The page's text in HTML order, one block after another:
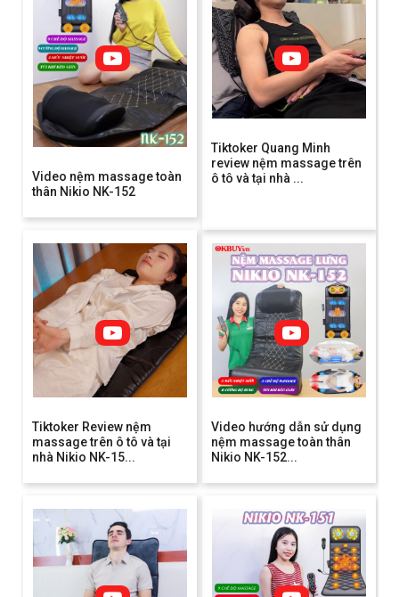
Video nệm massage toàn
thân Nikio NK-152
Tiktoker Quang Minh
review nệm massage trên
ô tô và tại nhà ...
Tiktoker Review nệm
massage trên ô tô và tại
nhà Nikio NK-15...
Video hướng dẫn sử dụng
nệm massage toàn thân
Nikio NK-152...